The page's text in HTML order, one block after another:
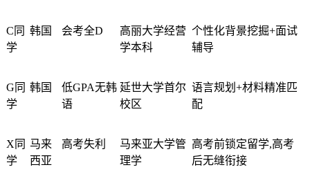
C同
学
韩国 会考全D
高丽大学经营
学本科
个性化背景挖掘+面试
辅导
G同
学
韩国
低GPA无韩
语
延世大学首尔
校区
语言规划+材料精准匹
配
X同
学
马来
西亚
高考失利
马来亚大学管
理学
高考前锁定留学,高考
后无缝衔接